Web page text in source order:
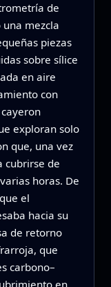
de
mezcla
piezas
sobre sílice
en aire
con
exploran solo
que, una vez
cubrirse de
horas. De
el
hacia su
de retorno
que
carbono–